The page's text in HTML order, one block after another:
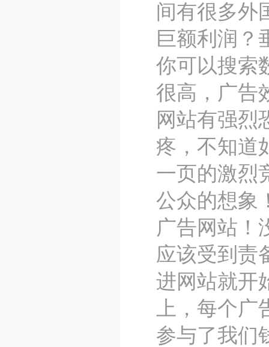
间有很多外
巨额利润？
你可以搜索
很高，广告
网站有强烈
疼，不知道
一页的激烈
公众的想象
广告网站！
应该受到责
进网站就开
上，每个
参与了我们